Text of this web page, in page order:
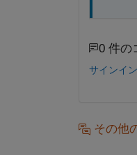
0 件の
サインイ
その他